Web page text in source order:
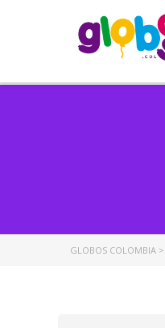
GLOBOS COLOMBIA >